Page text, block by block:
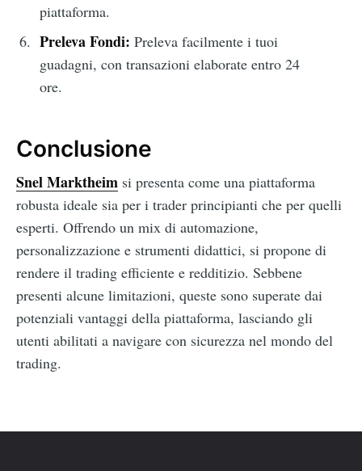
piattaforma.
Preleva Fondi: Preleva facilmente i tuoi
guadagni, con transazioni elaborate entro 24
ore.
Conclusione
Snel Marktheim si presenta come una piattaforma
robusta ideale sia per i trader principianti che per quelli
esperti. Offrendo un mix di automazione,
personalizzazione e strumenti didattici, si propone di
rendere il trading efficiente e redditizio. Sebbene
presenti alcune limitazioni, queste sono superate dai
potenziali vantaggi della piattaforma, lasciando gli
utenti abilitati a navigare con sicurezza nel mondo del
trading.